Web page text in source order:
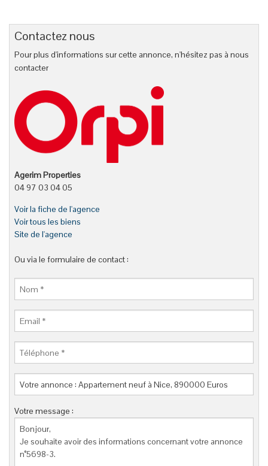
Contactez nous
Pour plus d'informations sur cette annonce, n'hésitez pas à nous
contacter
Agerim Properties
04 97 03 04 05
Voir la fiche de l'agence
Voir tous les biens
Site de l'agence
Ou via le formulaire de contact :
Votre message :